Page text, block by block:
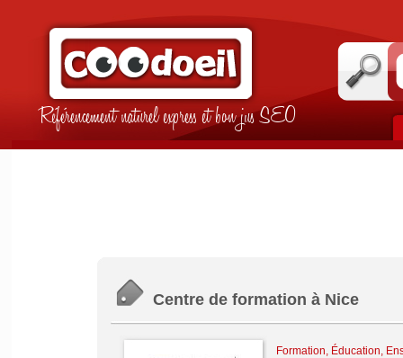
Référencement naturel express et bon jus SEO
Centre de formation à Nice
Formation, Éducation,